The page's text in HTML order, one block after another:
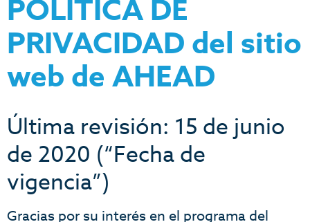
POLÍTICA DE
PRIVACIDAD del sitio
web de AHEAD
Última revisión: 15 de junio
de 2020 (“Fecha de
vigencia”)
Gracias por su interés en el programa del